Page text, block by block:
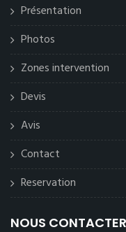
Présentation
Photos
Zones intervention
Devis
Avis
Contact
Reservation
NOUS CONTACTER